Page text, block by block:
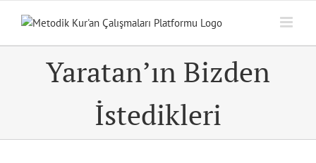
Yaratan’ın Bizden
İstedikleri